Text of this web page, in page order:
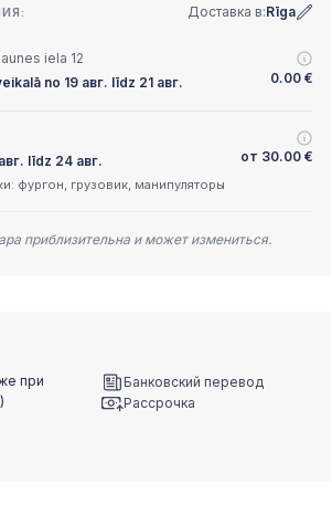
Доставка в:Rīga
iela 12
no 19 авг. līdz 21 авг.
0.00 €
līdz 24 авг. от 30.00 €
фургон, грузовик, манипуляторы
приблизительна и может измениться.
при
Банковский перевод
Рассрочка